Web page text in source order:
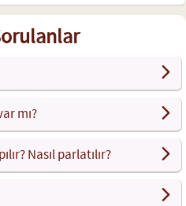
mı?
Nasıl parlatılır?